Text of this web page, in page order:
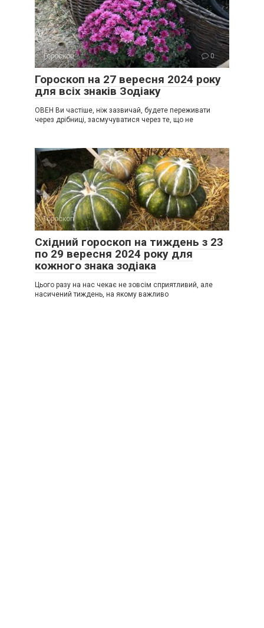
Гороскоп 0
Гороскоп на 27 вересня 2024 року
для всіх знаків Зодіаку
ОВЕН Ви частіше, ніж зазвичай, будете переживати
через дрібниці, засмучуватися через те, що не
Гороскоп 0
Східний гороскоп на тиждень з 23
по 29 вересня 2024 року для
кожного знака зодіака
Цього разу на нас чекає не зовсім сприятливий, але
насичений тиждень, на якому важливо